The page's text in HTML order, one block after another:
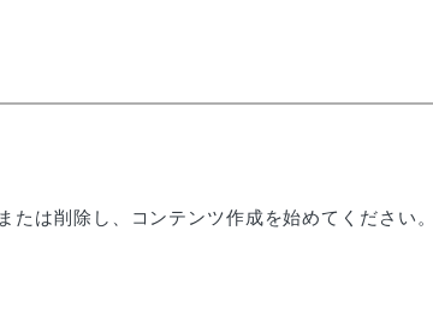
は削除し、コンテンツ作成を始めてください。